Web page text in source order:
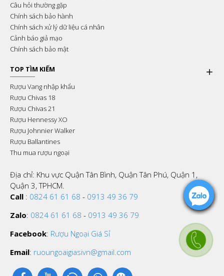
Câu hỏi thường gặp
Chính sách bảo hành
Chính sách xử lý dữ liệu cá nhân
Cảnh báo giả mạo
Chính sách bảo mật
TOP TÌM KIẾM
Rượu Vang nhập khẩu
Rượu Chivas 18
Rượu Chivas 21
Rượu Hennessy XO
Rượu Johnnier Walker
Rượu Ballantines
Thu mua rượu ngoại
Địa chỉ: Khu vực Quận Tân Bình, Quận Tân Phú, Quận 1,
Quận 3, TPHCM.
Call : 0824 61 61 68 - 0913 49 36 79
Zalo: 0824 61 61 68 - 0913 49 36 79
Facebook: Rượu Ngoại Giá Sỉ
Email: ruoungoaigiasivn@gmail.com